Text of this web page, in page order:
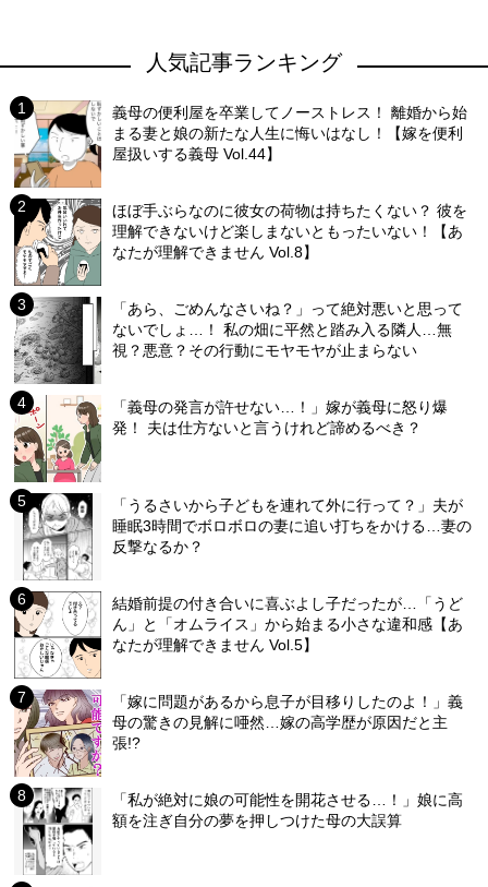
人気記事ランキング
義母の便利屋を卒業してノーストレス！ 離婚から始
まる妻と娘の新たな人生に悔いはなし！【嫁を便利
屋扱いする義母 Vol.44】
ほぼ手ぶらなのに彼女の荷物は持ちたくない？ 彼を
理解できないけど楽しまないともったいない！【あ
なたが理解できません Vol.8】
「あら、ごめんなさいね？」って絶対悪いと思って
ないでしょ…！ 私の畑に平然と踏み入る隣人…無
視？悪意？その行動にモヤモヤが止まらない
「義母の発言が許せない…！」嫁が義母に怒り爆
発！ 夫は仕方ないと言うけれど諦めるべき？
「うるさいから子どもを連れて外に行って？」夫が
睡眠3時間でボロボロの妻に追い打ちをかける…妻の
反撃なるか？
結婚前提の付き合いに喜ぶよし子だったが…「うど
ん」と「オムライス」から始まる小さな違和感【あ
なたが理解できません Vol.5】
「嫁に問題があるから息子が目移りしたのよ！」義
母の驚きの見解に唖然…嫁の高学歴が原因だと主
張!?
「私が絶対に娘の可能性を開花させる…！」娘に高
額を注ぎ自分の夢を押しつけた母の大誤算